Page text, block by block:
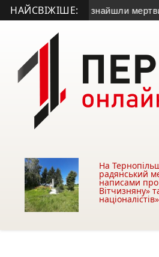
НАЙСВІЖІШЕ:знайшли мертвим
На
радянський
написами
Вітчизняну»
націоналістів»